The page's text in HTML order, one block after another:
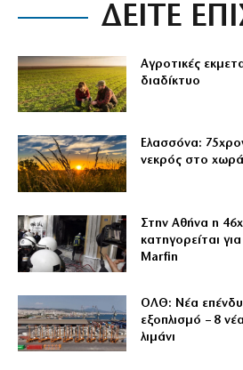
ΔΕΙΤΕ
Αγροτικές
διαδίκτυο
Ελασσόνα:
νεκρός στο
Στην Αθήνα η
κατηγορείται
Marfin
ΟΛΘ: Νέα
εξοπλισμό – 8
λιμάνι